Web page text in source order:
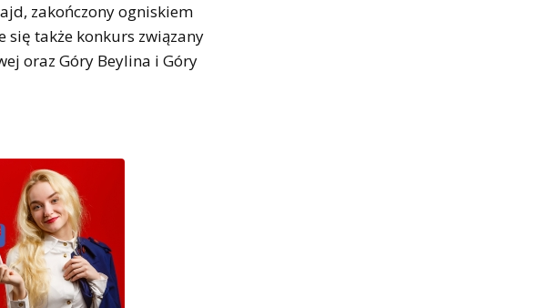
zakończony ogniskiem
się także konkurs związany
oraz Góry Beylina i Góry